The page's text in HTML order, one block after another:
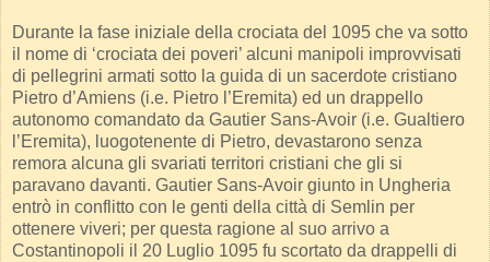
Durante la fase iniziale della crociata del 1095 che va sotto
il nome di ‘crociata dei poveri’ alcuni manipoli improvvisati
di pellegrini armati sotto la guida di un sacerdote cristiano
Pietro d’Amiens (i.e. Pietro l’Eremita) ed un drappello
autonomo comandato da Gautier Sans-Avoir (i.e. Gualtiero
l’Eremita), luogotenente di Pietro, devastarono senza
remora alcuna gli svariati territori cristiani che gli si
paravano davanti. Gautier Sans-Avoir giunto in Ungheria
entrò in conflitto con le genti della città di Semlin per
ottenere viveri; per questa ragione al suo arrivo a
Costantinopoli il 20 Luglio 1095 fu scortato da drappelli di